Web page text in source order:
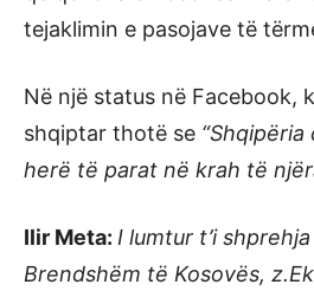
tejaklimin e pasojave të
Në një status në Facebook,
shqiptar thotë se
herë të parat në krah të
Ilir Meta: I lumtur t’i
Brendshëm të Kosovës,